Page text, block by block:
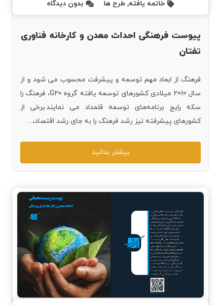
خاتمه یافته, طرح ها بدون دیدگاه
پیوست فرهنگی احداث معدن و کارخانه فناوری
تفتان
فرهنگ از ابعاد مهم توسعه و پیشرفت محسوب می شود و از
سال 2010 میلادی کشورهای توسعه یافته گروه G20، فرهنگ را
سکه رایج برنامه‌های توسعه قلمداد می نمایند.برخی از
کشورهای پیشرفته نیز رشد فرهنگ را به جای رشد اقتصاد،…
بیشتر بدانید